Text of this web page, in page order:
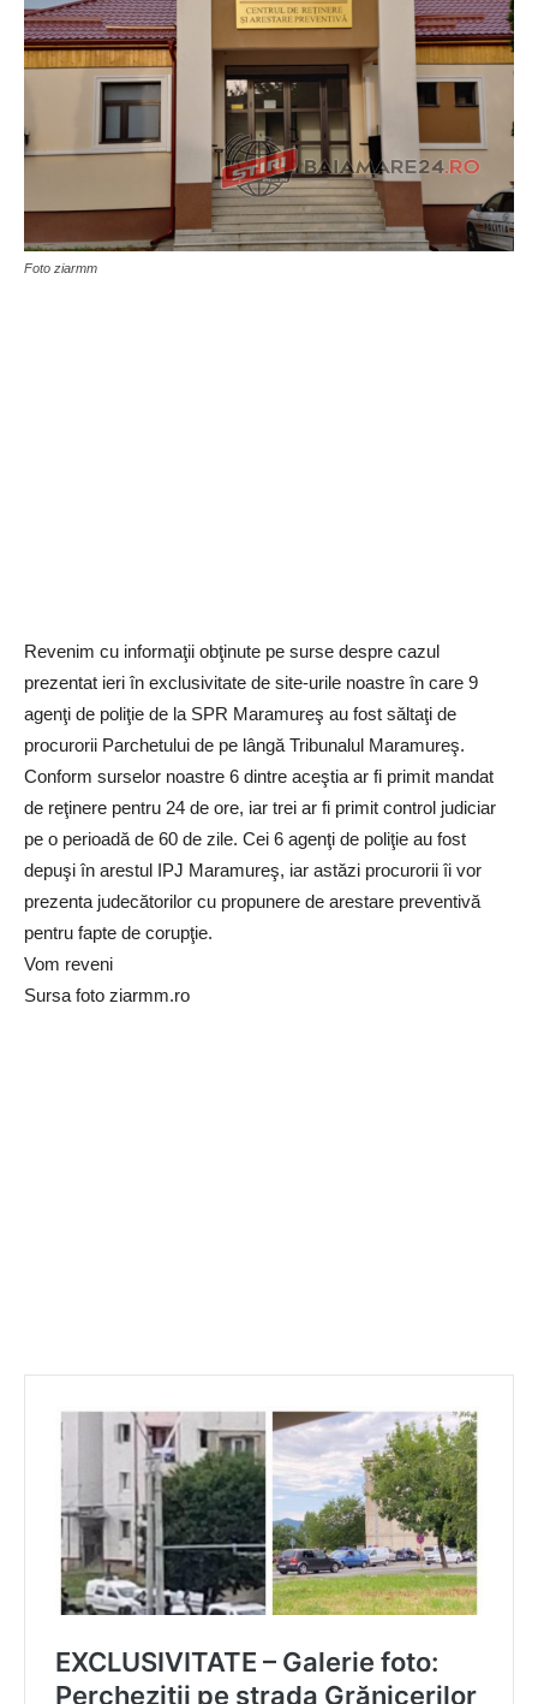
Foto ziarmm
Revenim cu informaţii obţinute pe surse despre cazul
prezentat ieri în exclusivitate de site-urile noastre în care 9
agenţi de poliţie de la SPR Maramureş au fost săltaţi de
procurorii Parchetului de pe lângă Tribunalul Maramureş.
Conform surselor noastre 6 dintre aceştia ar fi primit mandat
de reţinere pentru 24 de ore, iar trei ar fi primit control judiciar
pe o perioadă de 60 de zile. Cei 6 agenţi de poliţie au fost
depuşi în arestul IPJ Maramureş, iar astăzi procurorii îi vor
prezenta judecătorilor cu propunere de arestare preventivă
pentru fapte de corupţie.
Vom reveni
Sursa foto ziarmm.ro